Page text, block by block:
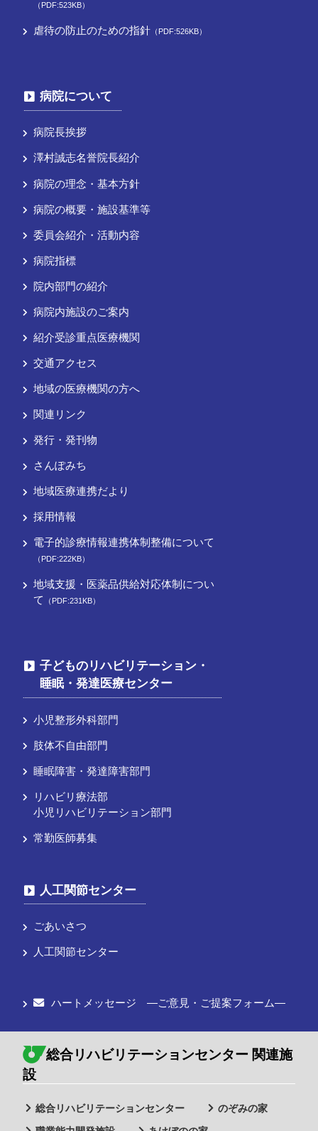
（PDF:523KB）
虐待の防止のための指針 （PDF:526KB）
病院について
病院長挨拶
澤村誠志名誉院長紹介
病院の理念・基本方針
病院の概要・施設基準等
委員会紹介・活動内容
病院指標
院内部門の紹介
病院内施設のご案内
紹介受診重点医療機関
交通アクセス
地域の医療機関の方へ
関連リンク
発行・発刊物
さんぽみち
地域医療連携だより
採用情報
電子的診療情報連携体制整備について
（PDF:222KB）
地域支援・医薬品供給対応体制につい
て
（PDF:231KB）
子どものリハビリテーション・
睡眠・発達医療センター
小児整形外科部門
肢体不自由部門
睡眠障害・発達障害部門
リハビリ療法部
小児リハビリテーション部門
常勤医師募集
人工関節センター
ごあいさつ
人工関節センター
ハートメッセージ ―ご意見・ご提案フォーム―
総合リハビリテーションセンター 関連施
設
総合リハビリテーションセンター
のぞみの家